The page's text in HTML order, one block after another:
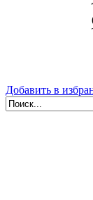
Добавить в